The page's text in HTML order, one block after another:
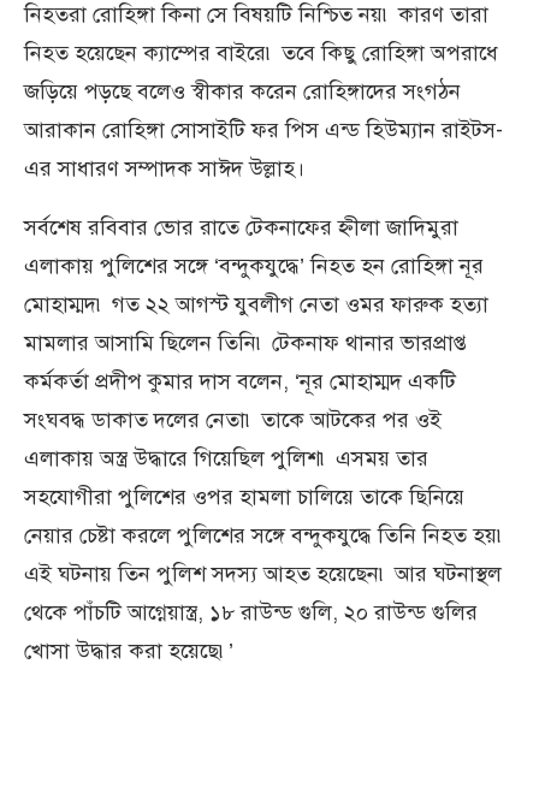
নিহতরা রোহিঙ্গা কিনা সে বিষয়টি নিশ্চিত নয়৷ কারণ তারা
নিহত হয়েছেন ক্যাম্পের বাইরে৷ তবে কিছু রোহিঙ্গা অপরাধে
জড়িয়ে পড়ছে বলেও স্বীকার করেন রোহিঙ্গাদের সংগঠন
আরাকান রোহিঙ্গা সোসাইটি ফর পিস এন্ড হিউম্যান রাইটস-
এর সাধারণ সম্পাদক সাঈদ উল্লাহ।
সর্বশেষ রবিবার ভোর রাতে টেকনাফের হ্নীলা জাদিমুরা
এলাকায় পুলিশের সঙ্গে ‘বন্দুকযুদ্ধে’ নিহত হন রোহিঙ্গা নূর
মোহাম্মদ৷ গত ২২ আগস্ট যুবলীগ নেতা ওমর ফারুক হত্যা
মামলার আসামি ছিলেন তিনি৷ টেকনাফ থানার ভারপ্রাপ্ত
কর্মকর্তা প্রদীপ কুমার দাস বলেন, ‘নূর মোহাম্মদ একটি
সংঘবদ্ধ ডাকাত দলের নেতা৷ তাকে আটকের পর ওই
এলাকায় অস্ত্র উদ্ধারে গিয়েছিল পুলিশ৷ এসময় তার
সহযোগীরা পুলিশের ওপর হামলা চালিয়ে তাকে ছিনিয়ে
নেয়ার চেষ্টা করলে পুলিশের সঙ্গে বন্দুকযুদ্ধে তিনি নিহত হয়৷
এই ঘটনায় তিন পুলিশ সদস্য আহত হয়েছেন৷ আর ঘটনাস্থল
থেকে পাঁচটি আগ্নেয়াস্ত্র, ১৮ রাউন্ড গুলি, ২০ রাউন্ড গুলির
খোসা উদ্ধার করা হয়েছে৷’